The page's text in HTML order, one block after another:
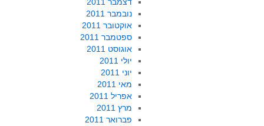
נובמבר 2011
אוקטובר 2011
ספטמבר 2011
אוגוסט 2011
יולי 2011
יוני 2011
מאי 2011
אפריל 2011
מרץ 2011
פברואר 2011